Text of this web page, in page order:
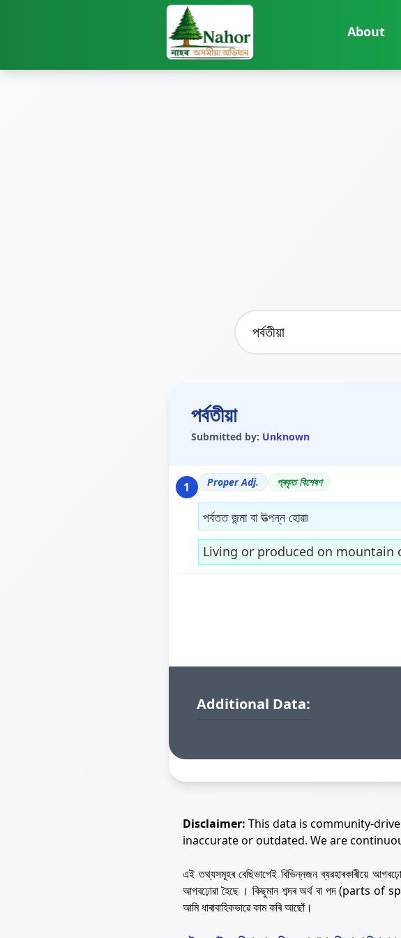
About
পৰ্বতীয়া
Submitted by: Unknown
1 Proper Adj. প্ৰকৃত বিশেষণ
পৰ্বতত জন্মা বা উত্পন্ন হোৱা৷
Living or produced on mountain
Additional Data:
Disclaimer: This data is community-
inaccurate or outdated. We are
এই তথ্যসমূহৰ বেছিভাগেই বিভিন্নজন ব্যৱহাৰকাৰীয়ে
আগবঢ়োৱা হৈছে । কিছুমান শব্দৰ অৰ্থ বা পদ (parts of
আমি ধাৰাবাহিকভাৱে কাম কৰি আছোঁ।